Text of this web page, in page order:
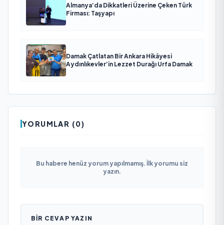
Almanya’da Dikkatleri Üzerine Çeken Türk
Firması: Taşyapı
Damak Çatlatan Bir Ankara Hikâyesi
Aydınlıkevler’in Lezzet Durağı Urfa Damak
YORUMLAR (0)
Bu habere henüz yorum yapılmamış. İlk yorumu siz
yazın.
BIR CEVAP YAZIN